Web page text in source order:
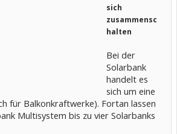
sich
zusammensc
halten
Bei der
Solarbank
handelt es
sich um eine
für Balkonkraftwerke). Fortan lassen
Multisystem bis zu vier Solarbanks